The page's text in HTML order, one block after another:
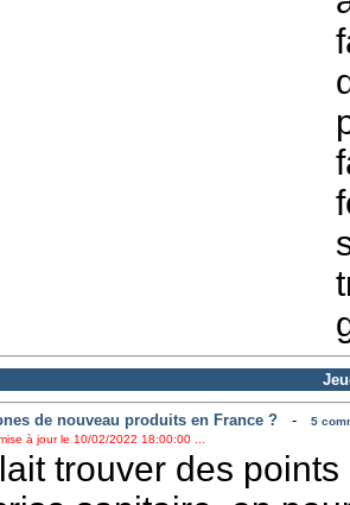
de nouveau produits en France ?-
5
à jour le 10/02/2022 18:00:00 ...
trouver des points